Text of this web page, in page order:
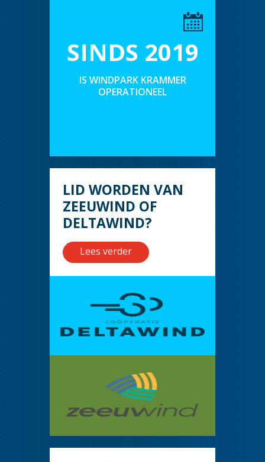
SINDS 2019
IS WINDPARK KRAMMER
OPERATIONEEL
LID WORDEN VAN
ZEEUWIND OF
DELTAWIND?
Lees verder